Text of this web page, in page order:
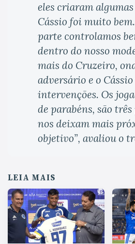
eles criaram
Cássio foi muito
parte controlamos
dentro do nosso
mais do Cruzeiro,
adversário e o
intervenções. Os
de parabéns, são
nos deixam mais
objetivo”, avaliou o
LEIA MAIS